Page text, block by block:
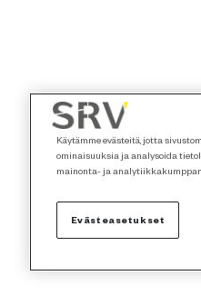
Käytämme evästeitä, jotta
ominaisuuksia ja analysoida
mainonta- ja
Evästeasetukset